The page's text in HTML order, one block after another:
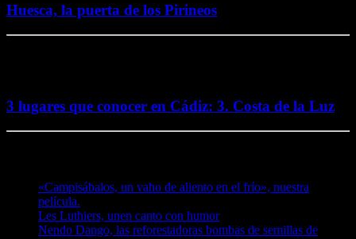
Huesca, la puerta de los Pirineos
3 lugares que conocer en Cádiz: 3. Costa de la Luz
«Campisábalos, un vaho de aliento en el frío», nuestra
película.
Les Luthiers, unen canto con humor
Nendo Dango, las reforestadoras bombas de semillas de